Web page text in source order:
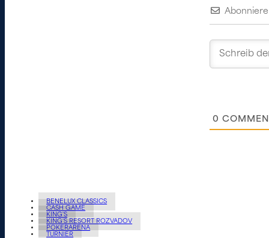
0
BENELUX CLASSICS
CASH GAME
KING'S
KING'S RESORT ROZVADOV
POKERARENA
TURNIER